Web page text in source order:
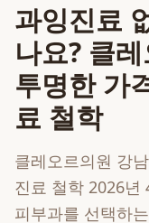
과잉진료
나요? 클
투명한 가
료 철학
클레오르의원 강
진료 철학 2026년
피부과를 선택하